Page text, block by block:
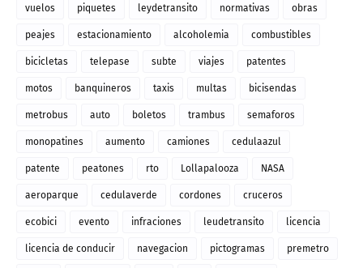
vuelos piquetes leydetransito normativas obras
peajes estacionamiento alcoholemia combustibles
bicicletas telepase subte viajes patentes
motos banquineros taxis multas bicisendas
metrobus auto boletos trambus semaforos
monopatines aumento camiones cedulaazul
patente peatones rto Lollapalooza NASA
aeroparque cedulaverde cordones cruceros
ecobici evento infraciones leudetransito licencia
licencia de conducir navegacion pictogramas premetro